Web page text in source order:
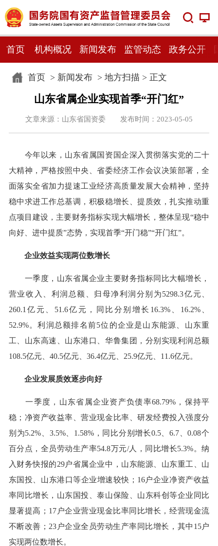
首页 机构概况 新闻发布 监管动态 政务公开
首页> 新闻发布> 地方扫描 > 正文
山东省属企业实现首季“开门红”
文章来源：山东省国资委 发布时间：2023-05-05
今年以来，山东省属国资国企深入贯彻落实党的二十
大精神，严格按照中央、省委经济工作会议决策部署，全
面落实全省加力提速工业经济高质量发展大会精神，坚持
稳中求进工作总基调，积极稳增长、提质效，扎实推动重
点项目建设，主要财务指标实现大幅增长，整体呈现“稳中
向好、进中提质”态势，实现首季“开门稳”“开门红”。
企业效益实现两位数增长
一季度，山东省属企业主要财务指标同比大幅增长，
营业收入、利润总额、归母净利润分别为5298.3亿元、
260.1亿元、51.6亿元，同比分别增长16.3%、16.2%、
52.9%。利润总额排名前5位的企业是山东能源、山东重
工、山东高速、山东港口、华鲁集团，分别实现利润总额
108.5亿元、40.5亿元、36.4亿元、25.9亿元、11.6亿元。
企业发展质效逐步向好
一季度，山东省属企业资产负债率68.79%，保持平
稳；净资产收益率、营业现金比率、研发经费投入强度分
别为5.2%、3.5%、1.58%，同比分别增长0.5、6.7、0.08个
百分点，全员劳动生产率54.8万元/人，同比增长5.3%。纳
入财务快报的29户省属企业中，山东能源、山东重工、山
东国投、山东港口等企业增速较快；16户企业净资产收益
率同比增长，山东国投、泰山保险、山东科创等企业同比
显著提高；17户企业营业现金比率同比增长，经营现金流
不断改善；23户企业全员劳动生产率同比增长，其中15户
实现两位数增长。